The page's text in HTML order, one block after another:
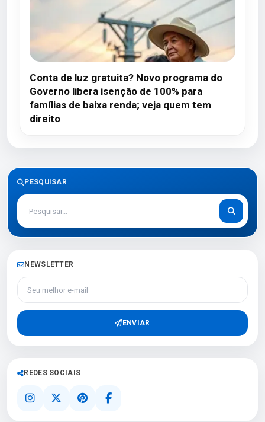
Conta de luz gratuita? Novo programa do
Governo libera isenção de 100% para
famílias de baixa renda; veja quem tem
direito
PESQUISAR
NEWSLETTER
Seu melhor e-mail
ENVIAR
REDES SOCIAIS